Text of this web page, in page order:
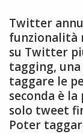
Twitter
funzionalità
su Twitter
tagging,
taggare le
seconda è
solo tweet
Poter